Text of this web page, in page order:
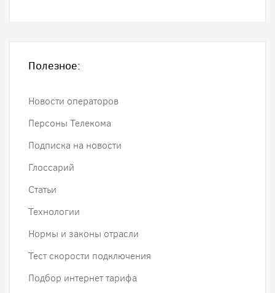
Полезное:
Новости операторов
Персоны Телекома
Подписка на новости
Глоссарий
Статьи
Технологии
Нормы и законы отрасли
Тест скорости подключения
Подбор интернет тарифа